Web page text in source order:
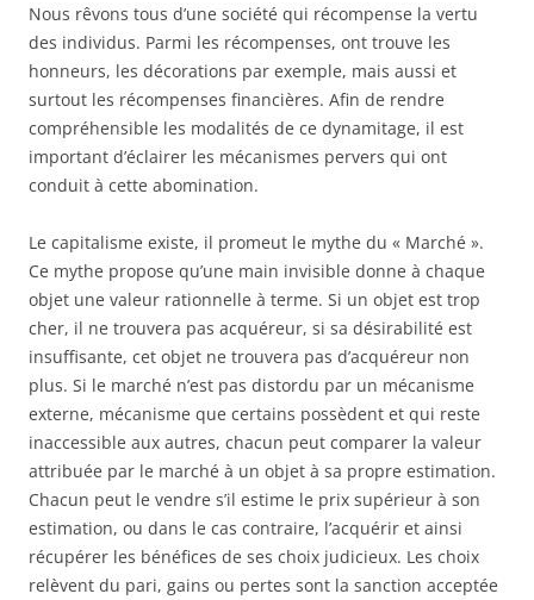
Nous rêvons tous d’une société qui récompense la vertu
des individus. Parmi les récompenses, ont trouve les
honneurs, les décorations par exemple, mais aussi et
surtout les récompenses financières. Afin de rendre
compréhensible les modalités de ce dynamitage, il est
important d’éclairer les mécanismes pervers qui ont
conduit à cette abomination.
Le capitalisme existe, il promeut le mythe du « Marché ».
Ce mythe propose qu’une main invisible donne à chaque
objet une valeur rationnelle à terme. Si un objet est trop
cher, il ne trouvera pas acquéreur, si sa désirabilité est
insuffisante, cet objet ne trouvera pas d’acquéreur non
plus. Si le marché n’est pas distordu par un mécanisme
externe, mécanisme que certains possèdent et qui reste
inaccessible aux autres, chacun peut comparer la valeur
attribuée par le marché à un objet à sa propre estimation.
Chacun peut le vendre s’il estime le prix supérieur à son
estimation, ou dans le cas contraire, l’acquérir et ainsi
récupérer les bénéfices de ses choix judicieux. Les choix
relèvent du pari, gains ou pertes sont la sanction acceptée